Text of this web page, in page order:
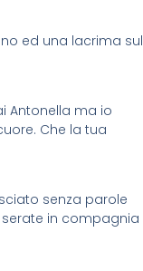
ed una lacrima sul
Antonella ma io
Che la tua
senza parole
in compagnia